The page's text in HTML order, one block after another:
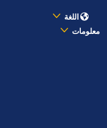
اللغة
معلومات